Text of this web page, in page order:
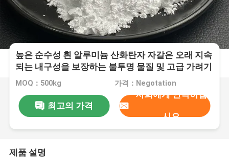
높은 순수성 흰 알루미늄 산화탄자 자갈은 오래 지속
되는 내구성을 보장하는 불투명 물질 및 고급 가려기
도구에 사용됩니다.
MOQ：500kg 가격：Negotation
최고의 가격
저희에게 연락하십
시오
제품 설명